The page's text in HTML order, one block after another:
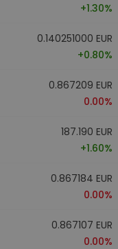
+1.30%
0.140251000 EUR
+0.80%
0.867209 EUR
0.00%
187.190 EUR
+1.60%
0.867184 EUR
0.00%
0.867107 EUR
0.00%